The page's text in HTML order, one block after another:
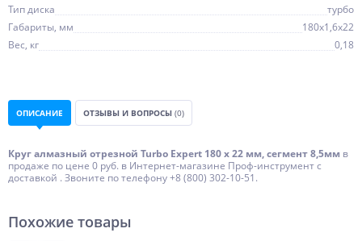
Тип диска
турбо
Габариты, мм
180х1,6х22
Вес, кг
0,18
ОПИСАНИЕ ОТЗЫВЫ И ВОПРОСЫ (0)
Круг алмазный отрезной Turbo Expert 180 х 22 мм, сегмент 8,5мм в
продаже по цене 0 руб. в Интернет-магазине Проф-инструмент с
доставкой . Звоните по телефону +8 (800) 302-10-51.
Похожие товары